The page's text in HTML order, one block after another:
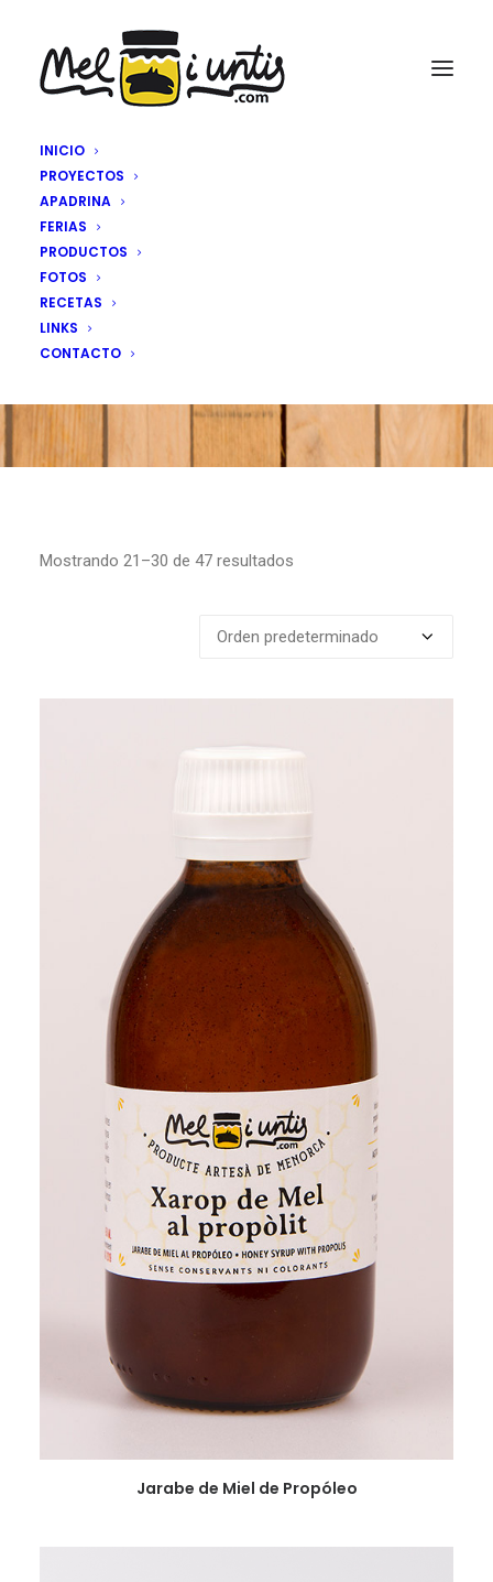
INICIO
PROYECTOS
APADRINA
FERIAS
PRODUCTOS
FOTOS
RECETAS
LINKS
CONTACTO
Mostrando 21–30 de 47 resultados
VER
Jarabe de Miel de Propóleo